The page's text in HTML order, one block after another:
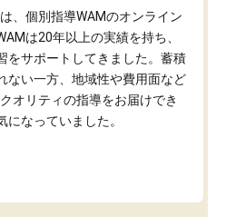
、個別指導WAMのオンライン
は20年以上の実績を持ち、
をサポートしてきました。蓄積
ない一方、地域性や費用面など
オリティの指導をお届けでき
なっていました。